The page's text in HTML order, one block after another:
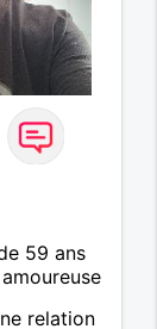
59 ans
relation